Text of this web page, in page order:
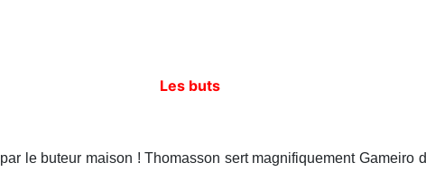
Les buts
le buteur maison ! Thomasson sert magnifiquement